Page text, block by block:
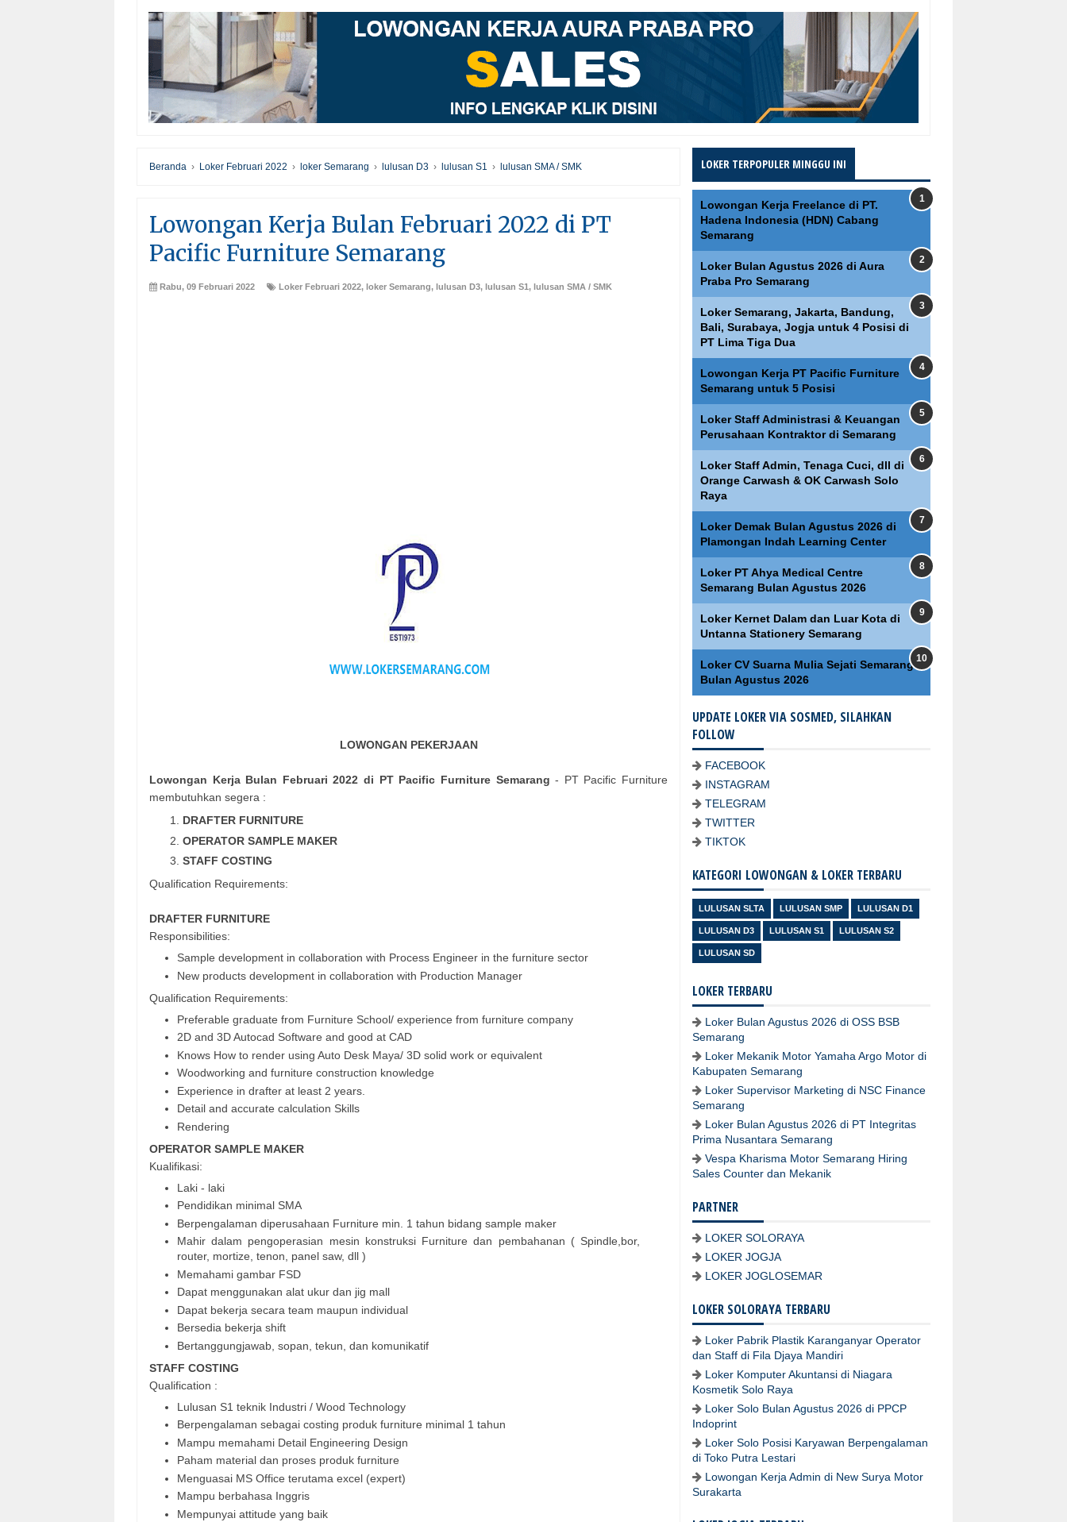
Beranda › Loker Februari 2022 › loker Semarang › lulusan D3 › lulusan S1 › lulusan SMA / SMK
Lowongan Kerja Bulan Februari 2022 di PT
Pacific Furniture Semarang
Rabu, 09 Februari 2022 Loker Februari 2022, loker Semarang, lulusan D3, lulusan S1, lulusan SMA / SMK
LOWONGAN PEKERJAAN
Lowongan Kerja Bulan Februari 2022 di PT Pacific Furniture Semarang - PT Pacific Furniture
membutuhkan segera :
DRAFTER FURNITURE
OPERATOR SAMPLE MAKER
STAFF COSTING
Qualification Requirements:
DRAFTER FURNITURE
Responsibilities:
Sample development in collaboration with Process Engineer in the furniture sector
New products development in collaboration with Production Manager
Qualification Requirements:
Preferable graduate from Furniture School/ experience from furniture company
2D and 3D Autocad Software and good at CAD
Knows How to render using Auto Desk Maya/ 3D solid work or equivalent
Woodworking and furniture construction knowledge
Experience in drafter at least 2 years.
Detail and accurate calculation Skills
Rendering
OPERATOR SAMPLE MAKER
Kualifikasi:
Laki - laki
Pendidikan minimal SMA
Berpengalaman diperusahaan Furniture min. 1 tahun bidang sample maker
Mahir dalam pengoperasian mesin konstruksi Furniture dan pembahanan ( Spindle,bor,
router, mortize, tenon, panel saw, dll )
Memahami gambar FSD
Dapat menggunakan alat ukur dan jig mall
Dapat bekerja secara team maupun individual
Bersedia bekerja shift
Bertanggungjawab, sopan, tekun, dan komunikatif
STAFF COSTING
Qualification :
Lulusan S1 teknik Industri / Wood Technology
Berpengalaman sebagai costing produk furniture minimal 1 tahun
Mampu memahami Detail Engineering Design
Paham material dan proses produk furniture
Menguasai MS Office terutama excel (expert)
Mampu berbahasa Inggris
Mempunyai attitude yang baik
LOKER TERPOPULER MINGGU INI
Lowongan Kerja Freelance di PT.
Hadena Indonesia (HDN) Cabang
Semarang
Loker Bulan Agustus 2026 di Aura
Praba Pro Semarang
Loker Semarang, Jakarta, Bandung,
Bali, Surabaya, Jogja untuk 4 Posisi di
PT Lima Tiga Dua
Lowongan Kerja PT Pacific Furniture
Semarang untuk 5 Posisi
Loker Staff Administrasi & Keuangan
Perusahaan Kontraktor di Semarang
Loker Staff Admin, Tenaga Cuci, dll di
Orange Carwash & OK Carwash Solo
Raya
Loker Demak Bulan Agustus 2026 di
Plamongan Indah Learning Center
Loker PT Ahya Medical Centre
Semarang Bulan Agustus 2026
Loker Kernet Dalam dan Luar Kota di
Untanna Stationery Semarang
Loker CV Suarna Mulia Sejati Semarang
Bulan Agustus 2026
UPDATE LOKER VIA SOSMED, SILAHKAN
FOLLOW
FACEBOOK
INSTAGRAM
TELEGRAM
TWITTER
TIKTOK
KATEGORI LOWONGAN & LOKER TERBARU
LULUSAN SLTA LULUSAN SMP LULUSAN D1
LULUSAN D3 LULUSAN S1 LULUSAN S2
LULUSAN SD
LOKER TERBARU
Loker Bulan Agustus 2026 di OSS BSB
Semarang
Loker Mekanik Motor Yamaha Argo Motor di
Kabupaten Semarang
Loker Supervisor Marketing di NSC Finance
Semarang
Loker Bulan Agustus 2026 di PT Integritas
Prima Nusantara Semarang
Vespa Kharisma Motor Semarang Hiring
Sales Counter dan Mekanik
PARTNER
LOKER SOLORAYA
LOKER JOGJA
LOKER JOGLOSEMAR
LOKER SOLORAYA TERBARU
Loker Pabrik Plastik Karanganyar Operator
dan Staff di Fila Djaya Mandiri
Loker Komputer Akuntansi di Niagara
Kosmetik Solo Raya
Loker Solo Bulan Agustus 2026 di PPCP
Indoprint
Loker Solo Posisi Karyawan Berpengalaman
di Toko Putra Lestari
Lowongan Kerja Admin di New Surya Motor
Surakarta